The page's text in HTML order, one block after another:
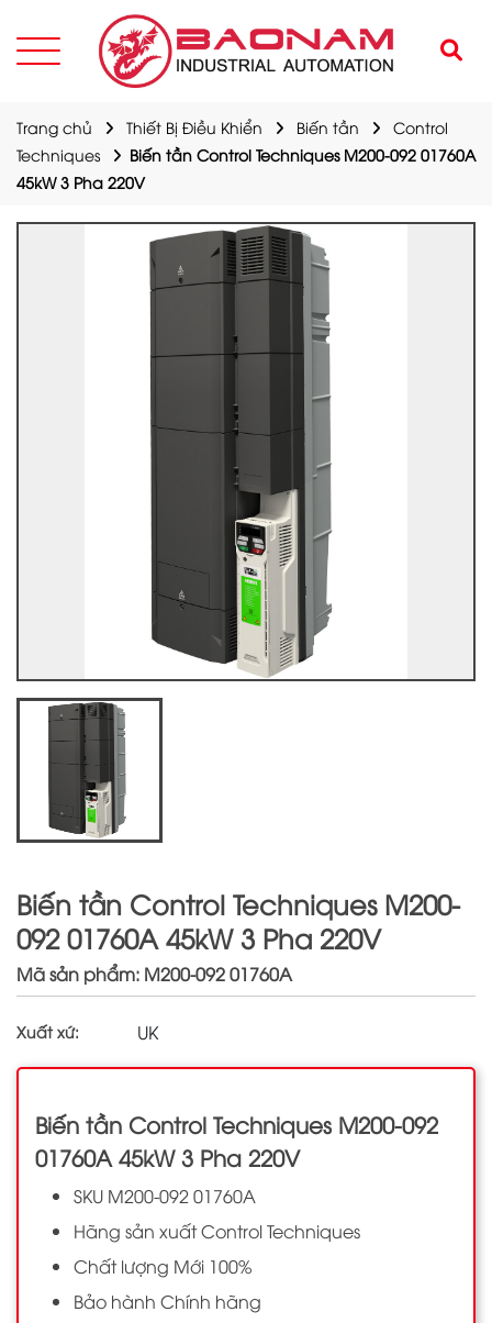
Trang chủ Thiết Bị Điều Khiển Biến tần
Control
Techniques
Biến tần Control Techniques M200-092 01760A
45kW 3 Pha 220V
Biến tần Control Techniques M200-
092 01760A 45kW 3 Pha 220V
Mã sản phẩm: M200-092 01760A
Xuất xứ: UK
Biến tần Control Techniques M200-092
01760A 45kW 3 Pha 220V
SKU M200-092 01760A
Hãng sản xuất Control Techniques
Chất lượng Mới 100%
Bảo hành Chính hãng